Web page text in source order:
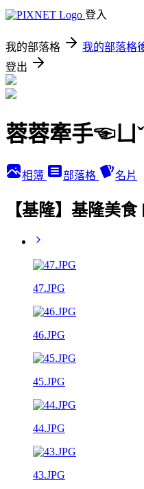
登入
我的部落格 我的部落格
登出
蓉蓉牽手☜ㄩ
相簿 部落格 名片
【基隆】基隆美食
47.JPG
46.JPG
45.JPG
44.JPG
43.JPG